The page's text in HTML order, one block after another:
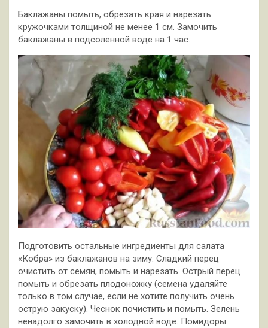
Баклажаны помыть, обрезать края и нарезать
кружочками толщиной не менее 1 см. Замочить
баклажаны в подсоленной воде на 1 час.
Подготовить остальные ингредиенты для салата
«Кобра» из баклажанов на зиму. Сладкий перец
очистить от семян, помыть и нарезать. Острый перец
помыть и обрезать плодоножку (семена удаляйте
только в том случае, если не хотите получить очень
острую закуску). Чеснок почистить и помыть. Зелень
ненадолго замочить в холодной воде. Помидоры